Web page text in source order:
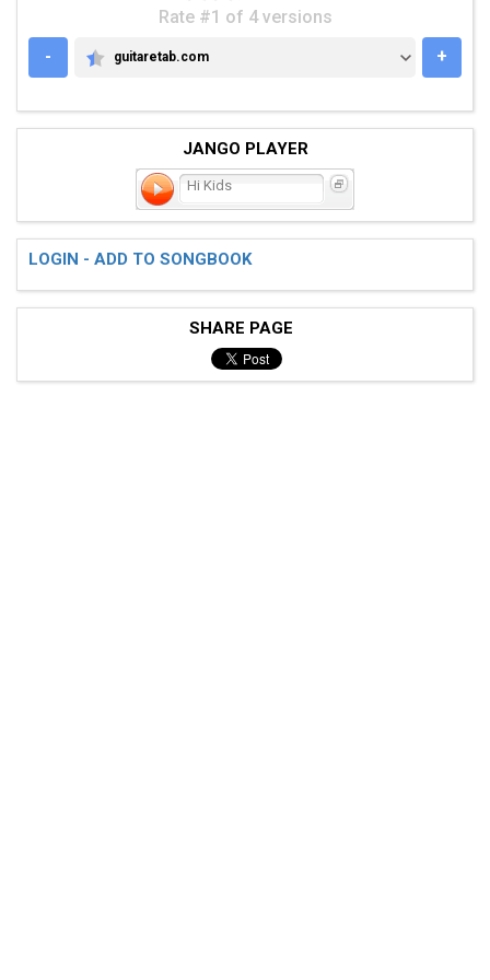
Rate #1 of 4 versions
-
GUITARETAB.COM
guitaretab.com +
JANGO PLAYER
Hi Kids
LOGIN - ADD TO SONGBOOK
SHARE PAGE